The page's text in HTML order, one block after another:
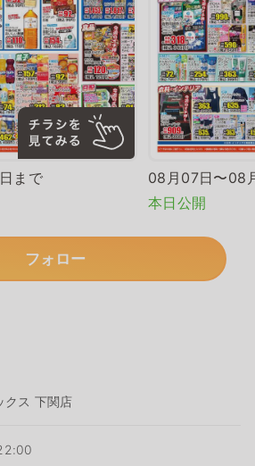
まで
08月07日〜08
本日公開
フォロー
クス 下関店